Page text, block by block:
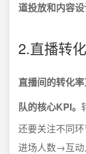
道投放和内容
2.直播转
直播间的转化
队的核心KPI。
还要关注不同
进场人数→互